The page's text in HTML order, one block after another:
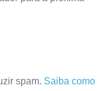
spam. Saiba como